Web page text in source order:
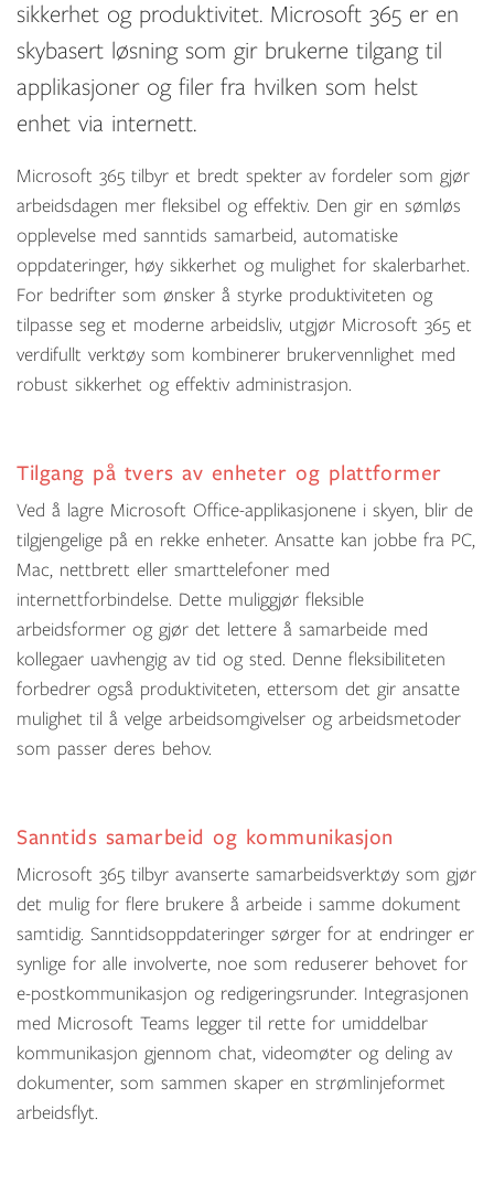
sikkerhet og produktivitet. Microsoft 365 er en
skybasert løsning som gir brukerne tilgang til
applikasjoner og filer fra hvilken som helst
enhet via internett.
Microsoft 365 tilbyr et bredt spekter av fordeler som gjør
arbeidsdagen mer fleksibel og effektiv. Den gir en sømløs
opplevelse med sanntids samarbeid, automatiske
oppdateringer, høy sikkerhet og mulighet for skalerbarhet.
For bedrifter som ønsker å styrke produktiviteten og
tilpasse seg et moderne arbeidsliv, utgjør Microsoft 365 et
verdifullt verktøy som kombinerer brukervennlighet med
robust sikkerhet og effektiv administrasjon.
Tilgang på tvers av enheter og plattformer
Ved å lagre Microsoft Office-applikasjonene i skyen, blir de
tilgjengelige på en rekke enheter. Ansatte kan jobbe fra PC,
Mac, nettbrett eller smarttelefoner med
internettforbindelse. Dette muliggjør fleksible
arbeidsformer og gjør det lettere å samarbeide med
kollegaer uavhengig av tid og sted. Denne fleksibiliteten
forbedrer også produktiviteten, ettersom det gir ansatte
mulighet til å velge arbeidsomgivelser og arbeidsmetoder
som passer deres behov.
Sanntids samarbeid og kommunikasjon
Microsoft 365 tilbyr avanserte samarbeidsverktøy som gjør
det mulig for flere brukere å arbeide i samme dokument
samtidig. Sanntidsoppdateringer sørger for at endringer er
synlige for alle involverte, noe som reduserer behovet for
e-postkommunikasjon og redigeringsrunder. Integrasjonen
med Microsoft Teams legger til rette for umiddelbar
kommunikasjon gjennom chat, videomøter og deling av
dokumenter, som sammen skaper en strømlinjeformet
arbeidsflyt.